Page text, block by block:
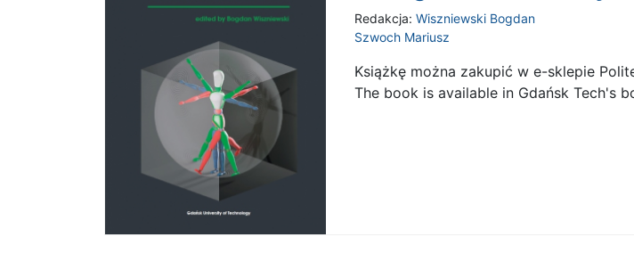
Redakcja:Wiszniewski Bogdan
Szwoch Mariusz
Książkę można zakupić w e-sklepie
The book is available in Gdańsk Tech's